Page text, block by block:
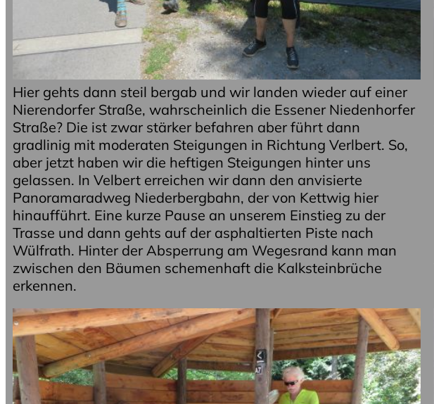
Hier gehts dann steil bergab und wir landen wieder auf einer
Nierendorfer Straße, wahrscheinlich die Essener Niedenhorfer
Straße? Die ist zwar stärker befahren aber führt dann
gradlinig mit moderaten Steigungen in Richtung Verlbert. So,
aber jetzt haben wir die heftigen Steigungen hinter uns
gelassen. In Velbert erreichen wir dann den anvisierte
Panoramaradweg Niederbergbahn, der von Kettwig hier
hinaufführt. Eine kurze Pause an unserem Einstieg zu der
Trasse und dann gehts auf der asphaltierten Piste nach
Wülfrath. Hinter der Absperrung am Wegesrand kann man
zwischen den Bäumen schemenhaft die Kalksteinbrüche
erkennen.